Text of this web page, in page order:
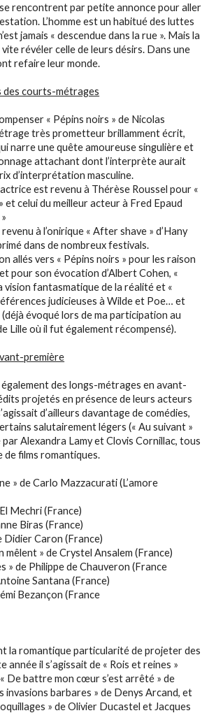
rencontrent par petite annonce pour aller
L’homme est un habitué des luttes
jamais « descendue dans la rue ». Mais la
révéler celle de leurs désirs. Dans une
refaire leur monde.
des courts-métrages
« Pépins noirs » de Nicolas
très prometteur brillamment écrit,
narre une quête amoureuse singulière et
attachant dont l’interprète aurait
d’interprétation masculine.
est revenu à Thérèse Roussel pour «
et celui du meilleur acteur à Fred Epaud
à l’onirique « After shave » d’Hany
dans de nombreux festivals.
allés vers « Pépins noirs » pour les raison
pour son évocation d’Albert Cohen, «
vision fantasmatique de la réalité et «
judicieuses à Wilde et Poe… et
évoqué lors de ma participation au
Lille où il fut également récompensé).
première
des longs-métrages en avant-
projetés en présence de leurs acteurs
d’ailleurs davantage de comédies,
salutairement légers (« Au suivant »
par Alexandra Lamy et Clovis Cornillac, tous
de films romantiques.
» de Carlo Mazzacurati (L’amore
Mechri (France)
Biras (France)
Didier Caron (France)
mêlent » de Crystel Ansalem (France)
» de Philippe de Chauveron (France
Santana (France)
Bezançon (France
la romantique particularité de projeter des
année il s’agissait de « Rois et reines »
De battre mon cœur s’est arrêté » de
invasions barbares » de Denys Arcand, et
» de Olivier Ducastel et Jacques